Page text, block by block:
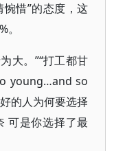
惜”的态度，这
大。”“打工都甘
young…and so
的人为何要选择
可是你选择了最